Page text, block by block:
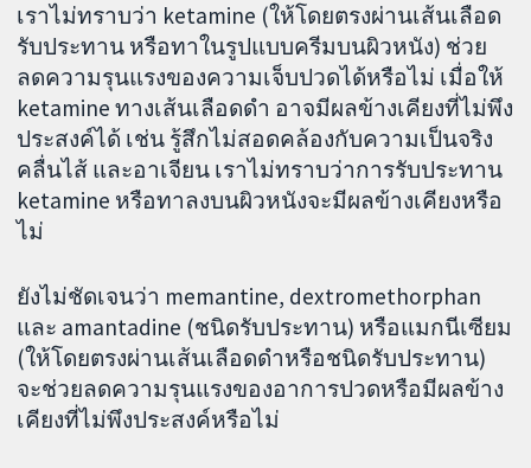
เราไม่ทราบว่า ketamine (ให้โดยตรงผ่านเส้นเลือด
รับประทาน หรือทาในรูปแบบครีมบนผิวหนัง) ช่วย
ลดความรุนแรงของความเจ็บปวดได้หรือไม่ เมื่อให้
ketamine ทางเส้นเลือดดำ อาจมีผลข้างเคียงที่ไม่พึง
ประสงค์ได้ เช่น รู้สึกไม่สอดคล้องกับความเป็นจริง
คลื่นไส้ และอาเจียน เราไม่ทราบว่าการรับประทาน
ketamine หรือทาลงบนผิวหนังจะมีผลข้างเคียงหรือ
ไม่
ยังไม่ชัดเจนว่า memantine, dextromethorphan
และ amantadine (ชนิดรับประทาน) หรือแมกนีเซียม
(ให้โดยตรงผ่านเส้นเลือดดำหรือชนิดรับประทาน)
จะช่วยลดความรุนแรงของอาการปวดหรือมีผลข้าง
เคียงที่ไม่พึงประสงค์หรือไม่